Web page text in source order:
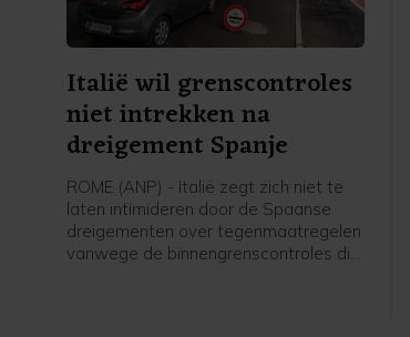
Italië wil grenscontroles
niet intrekken na
dreigement Spanje
ROME (ANP) - Italië zegt zich niet te
laten intimideren door de Spaanse
dreigementen over tegenmaatregelen
vanwege de binnengrenscontroles die